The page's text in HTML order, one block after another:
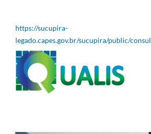
https://sucupira-
legado.capes.gov.br/sucupira/public/